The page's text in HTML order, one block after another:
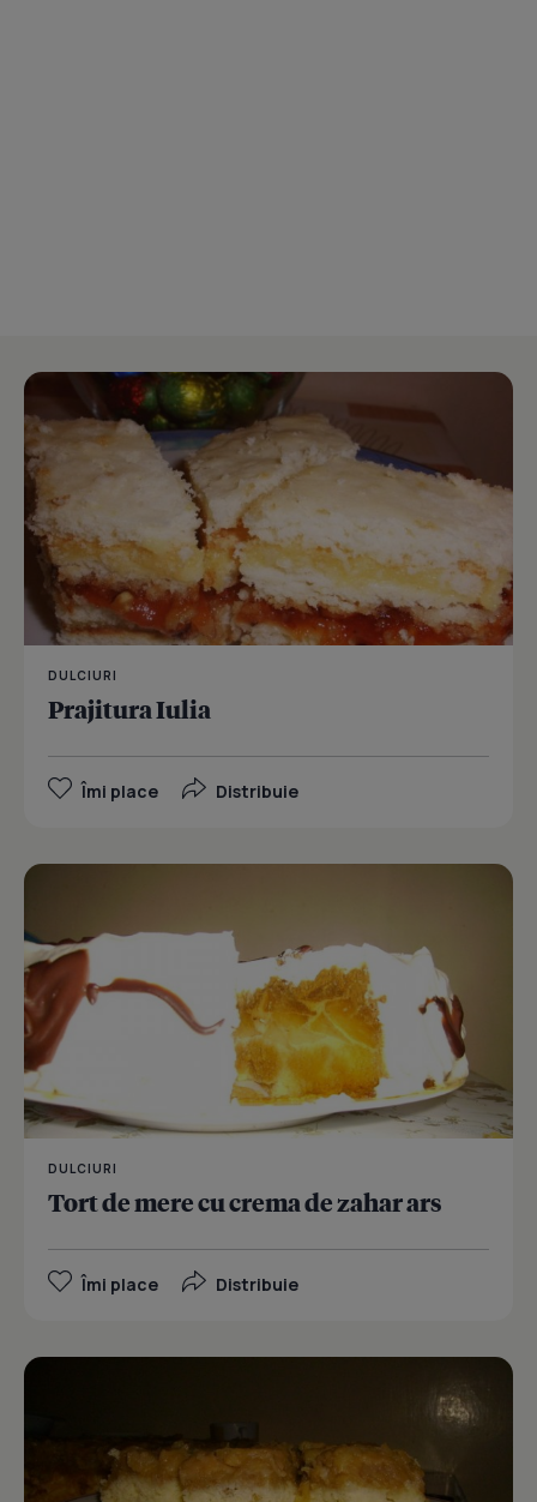
DULCIURI
Prajitura Iulia
Îmi place Distribuie
DULCIURI
Tort de mere cu crema de zahar ars
Îmi place Distribuie